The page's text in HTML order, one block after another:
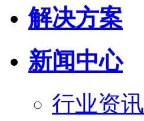
解决方案
新闻中心
行业资讯